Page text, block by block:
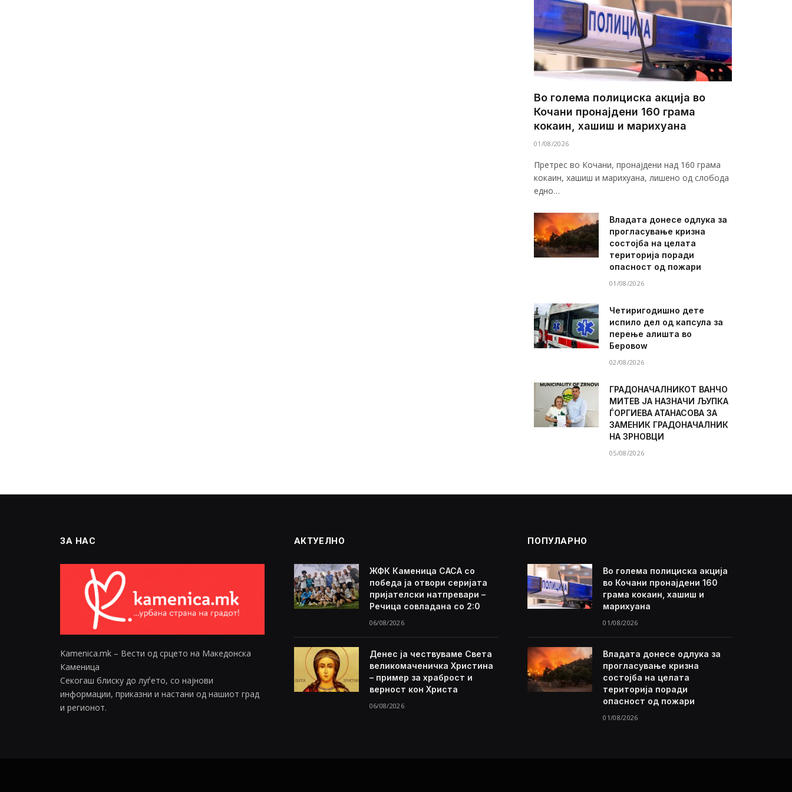
Во голема полициска акција во
Кочани пронајдени 160 грама
кокаин, хашиш и марихуана
01/08/2026
Претрес во Кочани, пронајдени над 160 грама
кокаин, хашиш и марихуана, лишено од слобода
едно…
Владата донесе одлука за
прогласување кризна
состојба на целата
територија поради
опасност од пожари
01/08/2026
Четиригодишно дете
испило дел од капсула за
перење алишта во
Беровоw
02/08/2026
ГРАДОНАЧАЛНИКОТ ВАНЧО
МИТЕВ ЈА НАЗНАЧИ ЉУПКА
ЃОРГИЕВА АТАНАСОВА ЗА
ЗАМЕНИК ГРАДОНАЧАЛНИК
НА ЗРНОВЦИ
05/08/2026
ЗА НАС
Kamenica.mk – Вести од срцето на Македонска
Каменица
Секогаш блиску до луѓето, со најнови
информации, приказни и настани од нашиот град
и регионот.
АКТУЕЛНО
ЖФК Каменица САСА со
победа ја отвори серијата
пријателски натпревари –
Речица совладана со 2:0
06/08/2026
Денес ја чествуваме Света
великомаченичка Христина
– пример за храброст и
верност кон Христа
06/08/2026
ПОПУЛАРНО
Во голема полициска акција
во Кочани пронајдени 160
грама кокаин, хашиш и
марихуана
01/08/2026
Владата донесе одлука за
прогласување кризна
состојба на целата
територија поради
опасност од пожари
01/08/2026